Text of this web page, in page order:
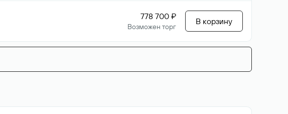
778 700 ₽
Возможен торг
В корзину